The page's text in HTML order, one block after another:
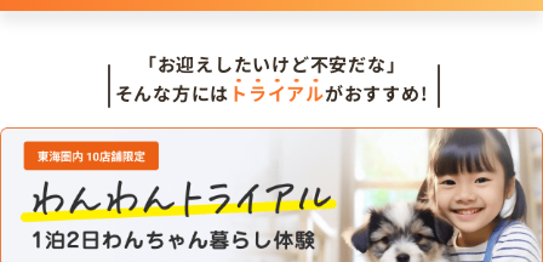
「お迎えしたいけど不安だな」
そんな方には トライアルがおすすめ!